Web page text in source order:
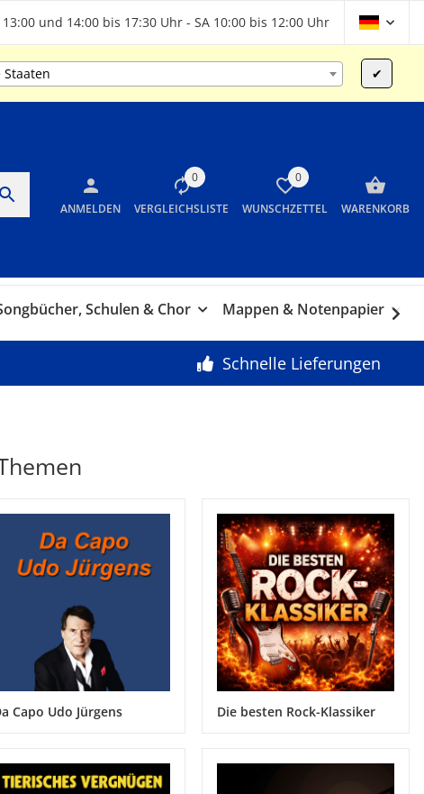
13:00 und 14:00 bis 17:30 Uhr - SA 10:00 bis 12:00 Uhr
✔
ANMELDEN
0
VERGLEICHSLISTE
0
WUNSCHZETTEL WARENKORB
Schulen & Chor Mappen & Notenpapier
Schnelle Lieferungen
Capo Udo Jürgens Die besten Rock-Klassiker